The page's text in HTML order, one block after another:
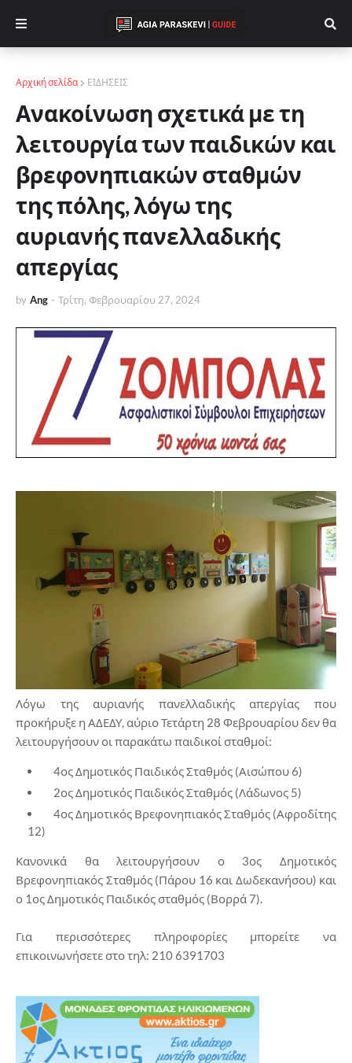
Αρχική σελίδα ΕΙΔΗΣΕΙΣ
Ανακοίνωση σχετικά με τη
λειτουργία των παιδικών και
βρεφονηπιακών σταθμών
της πόλης, λόγω της
αυριανής πανελλαδικής
απεργίας
by Ang - Τρίτη, Φεβρουαρίου 27, 2024
Λόγω της αυριανής πανελλαδικής απεργίας που
προκήρυξε η ΑΔΕΔΥ, αύριο Τετάρτη 28 Φεβρουαρίου δεν θα
λειτουργήσουν οι παρακάτω παιδικοί σταθμοί:
4ος Δημοτικός Παιδικός Σταθμός (Αισώπου 6)
2ος Δημοτικός Παιδικός Σταθμός (Λάδωνος 5)
4ος Δημοτικός Βρεφονηπιακός Σταθμός (Αφροδίτης
12)
Κανονικά θα λειτουργήσουν ο 3ος Δημοτικός
Βρεφονηπιακός Σταθμός (Πάρου 16 και Δωδεκανήσου) και
ο 1ος Δημοτικός Παιδικός σταθμός (Βορρά 7).
Για περισσότερες πληροφορίες μπορείτε να
επικοινωνήσετε στο τηλ: 210 6391703